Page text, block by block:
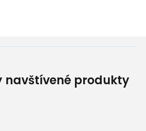
navštívené produkty